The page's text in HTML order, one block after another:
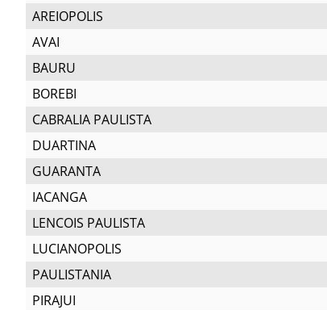
AREIOPOLIS
AVAI
BAURU
BOREBI
CABRALIA PAULISTA
DUARTINA
GUARANTA
IACANGA
LENCOIS PAULISTA
LUCIANOPOLIS
PAULISTANIA
PIRAJUI